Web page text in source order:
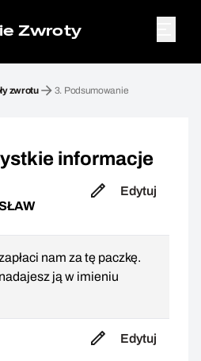
Zwroty
zwrotu 3. Podsumowanie
informacje
Edytuj
nam za tę paczkę.
ją w imieniu
Edytuj